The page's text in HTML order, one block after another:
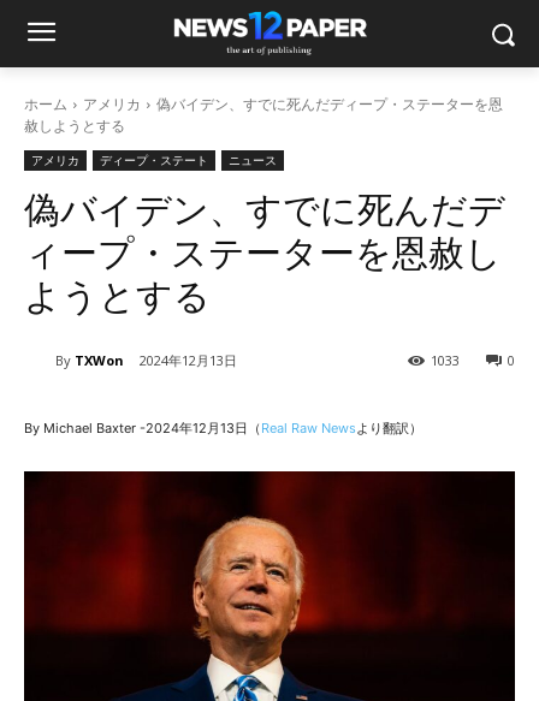
ホーム アメリカ
偽バイデン、すでに死んだディープ・ステーターを恩
赦しようとする
アメリカ ディープ・ステート ニュース
偽バイデン、すでに死んだデ
ィープ・ステーターを恩赦し
ようとする
By TXWon 2024年12月13日 0
1033
By Michael Baxter -2024年12月13日（ Real Raw Newsより翻訳）